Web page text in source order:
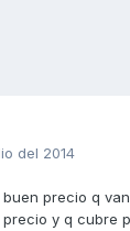
del 2014
precio q
y q cubre